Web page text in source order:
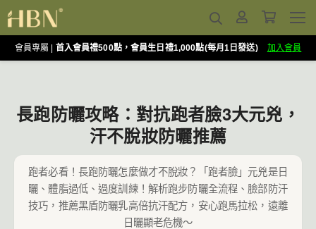
會員專屬 | 首入會員禮500點，會員生日禮1,000點(每月1日發送) 加入會員
長跑防曬攻略：對抗跑者臉3大元兇，
汗不脫妝防曬推薦
跑者必看！長跑防曬怎麼做才不脫妝？「跑者臉」元兇是日
曬、體脂過低、過度訓練！解析跑步防曬全流程、臉部防汗
技巧，推薦黑盾防曬乳高倍抗汗配方，安心跑馬拉松，遠離
日曬顯老危機～